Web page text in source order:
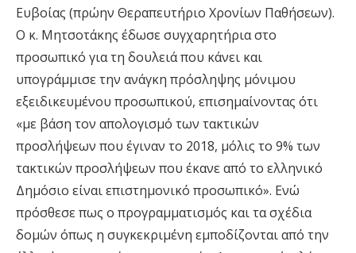
Ευβοίας (πρώην Θεραπευτήριο Χρονίων Παθήσεων).
Ο κ. Μητσοτάκης έδωσε συγχαρητήρια στο
προσωπικό για τη δουλειά που κάνει και
υπογράμμισε την ανάγκη πρόσληψης μόνιμου
εξειδικευμένου προσωπικού, επισημαίνοντας ότι
«με βάση τον απολογισμό των τακτικών
προσλήψεων που έγιναν το 2018, μόλις το 9% των
τακτικών προσλήψεων που έκανε από το ελληνικό
Δημόσιο είναι επιστημονικό προσωπικό». Ενώ
πρόσθεσε πως ο προγραμματισμός και τα σχέδια
δομών όπως η συγκεκριμένη εμποδίζονται από την